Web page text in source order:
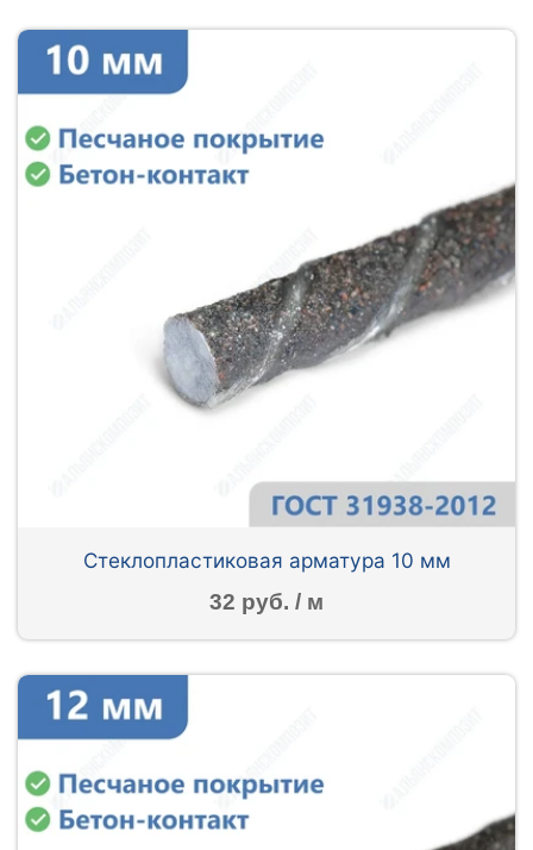
Стеклопластиковая арматура 10 мм
32 руб. / м